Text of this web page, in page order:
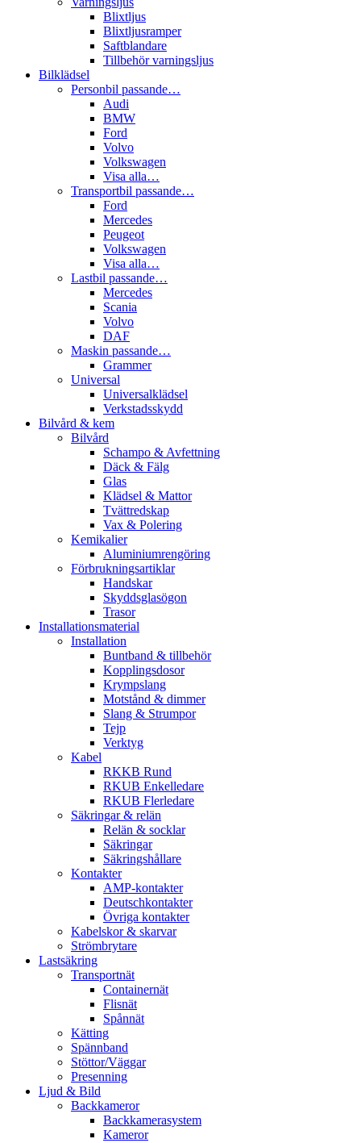
Blixtljus
Blixtljusramper
Saftblandare
Tillbehör varningsljus
Bilklädsel
Personbil passande…
Audi
BMW
Ford
Volvo
Volkswagen
Visa alla…
Transportbil passande…
Ford
Mercedes
Peugeot
Volkswagen
Visa alla…
Lastbil passande…
Mercedes
Scania
Volvo
DAF
Maskin passande…
Grammer
Universal
Universalklädsel
Verkstadsskydd
Bilvård & kem
Bilvård
Schampo & Avfettning
Däck & Fälg
Glas
Klädsel & Mattor
Tvättredskap
Vax & Polering
Kemikalier
Aluminiumrengöring
Förbrukningsartiklar
Handskar
Skyddsglasögon
Trasor
Installationsmaterial
Installation
Buntband & tillbehör
Kopplingsdosor
Krympslang
Motstånd & dimmer
Slang & Strumpor
Tejp
Verktyg
Kabel
RKKB Rund
RKUB Enkelledare
RKUB Flerledare
Säkringar & relän
Relän & socklar
Säkringar
Säkringshållare
Kontakter
AMP-kontakter
Deutschkontakter
Övriga kontakter
Kabelskor & skarvar
Strömbrytare
Lastsäkring
Transportnät
Containernät
Flisnät
Spånnät
Kätting
Spännband
Stöttor/Väggar
Presenning
Ljud & Bild
Backkameror
Backkamerasystem
Kameror